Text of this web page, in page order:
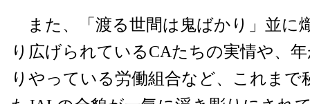
また、「渡る世間は鬼ばかり」並に
り広げられているCAたちの実情や、
りやっている労働組合など、これまで